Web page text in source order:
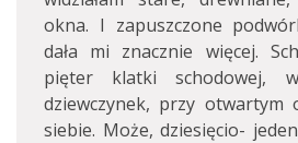
okna. I zapuszczone
dała mi znacznie więcej.
pięter klatki schodowej,
dziewczynek, przy otwartym
siebie. Może, dziesięcio-